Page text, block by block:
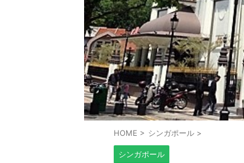
HOME > シンガポール >
シンガポール